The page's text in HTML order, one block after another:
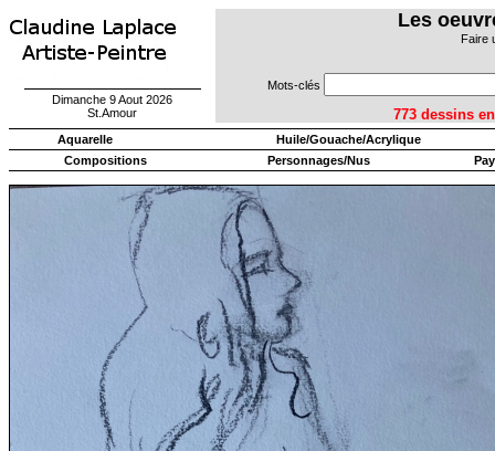
Les
Faire
Mots-clés
773
Dimanche 9 Aout 2026
St.Amour
Aquarelle
Huile/Gouache/Acrylique
Compositions
Personnages/Nus